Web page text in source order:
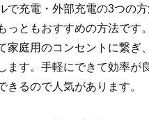
で充電・外部充電の3つの方
っともおすすめの方法です
家庭用のコンセントに繋ぎ
ます。手軽にできて効率が
きるので人気があります。